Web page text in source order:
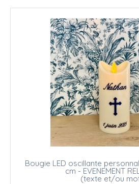
Bougie LED oscillante
cm - EVENEMENT
(texte et/ou